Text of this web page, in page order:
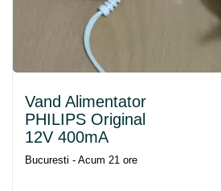
Vand Alimentator
PHILIPS Original
12V 400mA
Bucuresti - Acum 21 ore